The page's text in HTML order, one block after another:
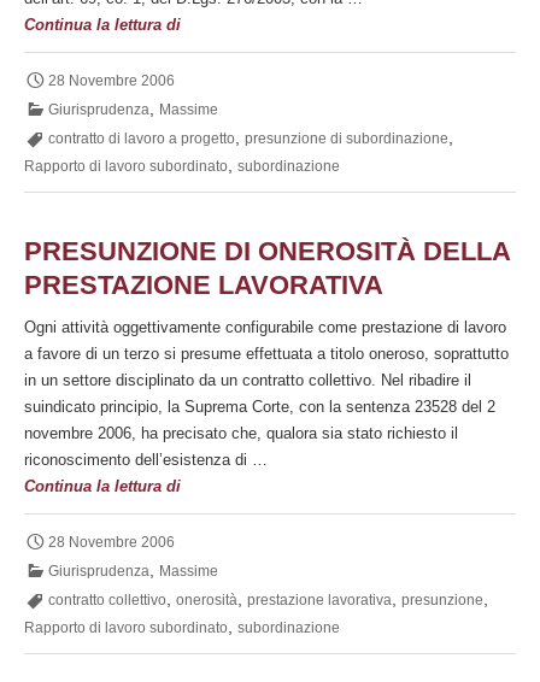
Continua la lettura diContratto
di
a
progetto
28 Novembre 2006
Giurisprudenza
Massime
contratto di lavoro a progetto
presunzione di subordinazione
Rapporto di lavoro subordinato subordinazione
PRESUNZIONE DI ONEROSITÀ DELLA
PRESTAZIONE LAVORATIVA
Ogni attività oggettivamente configurabile come prestazione di lavoro
a favore di un terzo si presume effettuata a titolo oneroso, soprattutto
in un settore disciplinato da un contratto collettivo. Nel ribadire il
suindicato principio, la Suprema Corte, con la sentenza 23528 del 2
novembre 2006, ha precisato che, qualora sia stato richiesto il
riconoscimento dell’esistenza di …
Continua la lettura diPresunzione
di
della
prestazione
lavorativa
28 Novembre 2006
Giurisprudenza
Massime
contratto collettivo
onerosità prestazione lavorativa presunzione
Rapporto di lavoro subordinato subordinazione